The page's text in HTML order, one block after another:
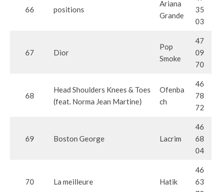
66 positions
Ariana
Grande
35
03
67 Dior
Pop
Smoke
47
09
70
68
Head Shoulders Knees & Toes
(feat. Norma Jean Martine)
Ofenba
ch
46
78
72
69 Boston George Lacrim
46
68
04
70 La meilleure Hatik
46
63